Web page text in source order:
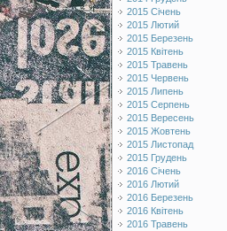
2015 Січень
2015 Лютий
2015 Березень
2015 Квітень
2015 Травень
2015 Червень
2015 Липень
2015 Серпень
2015 Вересень
2015 Жовтень
2015 Листопад
2015 Грудень
2016 Січень
2016 Лютий
2016 Березень
2016 Квітень
2016 Травень